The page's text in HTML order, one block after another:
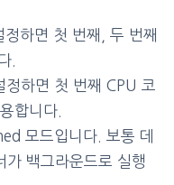
정하면 첫 번째, 두 번째
.
정하면 첫 번째 CPU 코
합니다.
모드입니다. 보통 데
가 백그라운드로 실행